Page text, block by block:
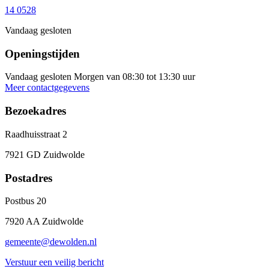
14 0528
Vandaag gesloten
Openingstijden
Vandaag gesloten Morgen van 08:30 tot 13:30 uur
Meer contactgegevens
Bezoekadres
Raadhuisstraat 2
7921 GD Zuidwolde
Postadres
Postbus 20
7920 AA Zuidwolde
gemeente@dewolden.nl
Verstuur een veilig bericht